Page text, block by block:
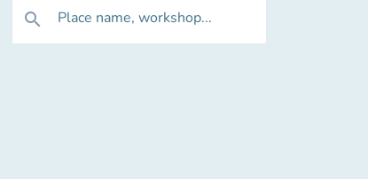
search Place name, workshop...